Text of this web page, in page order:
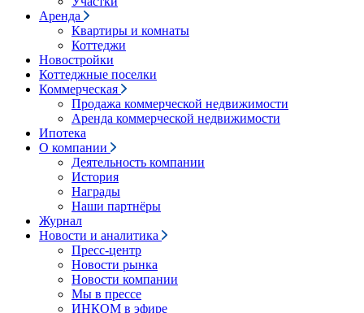
Аренда
Квартиры и комнаты
Коттеджи
Новостройки
Коттеджные поселки
Коммерческая
Продажа коммерческой недвижимости
Аренда коммерческой недвижимости
Ипотека
О компании
Деятельность компании
История
Награды
Наши партнёры
Журнал
Новости и аналитика
Пресс-центр
Новости рынка
Новости компании
Мы в прессе
ИНКОМ в эфире